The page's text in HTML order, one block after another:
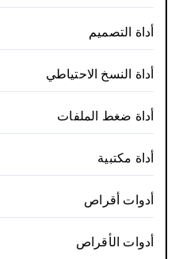
أداة التصميم
أداة النسخ الاحتياطي
أداة ضغط الملفات
أداة مكتبية
أدوات أقراص
أدوات الأقراص